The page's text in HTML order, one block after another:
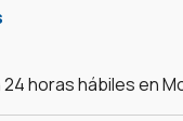
horas hábiles en